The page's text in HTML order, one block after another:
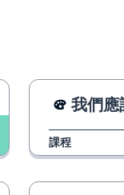
我們應
課程